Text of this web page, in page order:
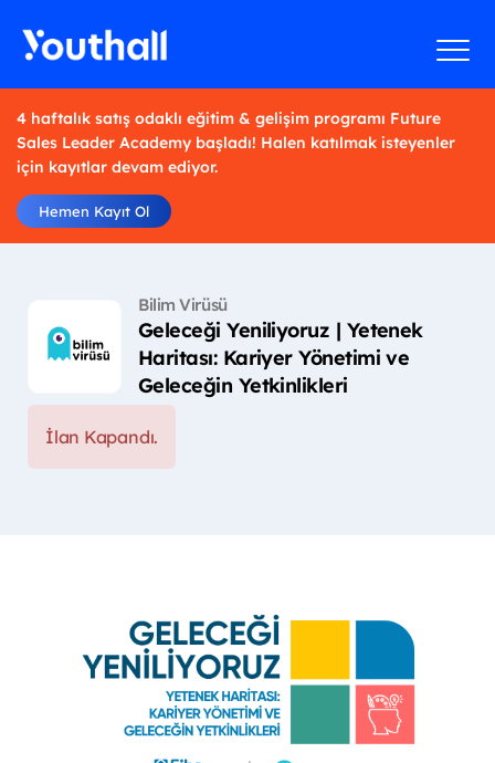
4 haftalık satış odaklı eğitim & gelişim programı Future
Sales Leader Academy başladı! Halen katılmak isteyenler
için kayıtlar devam ediyor.
Hemen Kayıt Ol
Bilim Virüsü
Geleceği Yeniliyoruz | Yetenek
Haritası: Kariyer Yönetimi ve
Geleceğin Yetkinlikleri
İlan Kapandı.